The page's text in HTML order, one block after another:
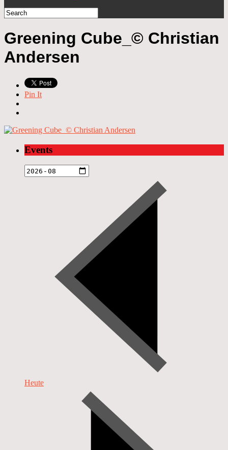
Greening Cube_© Christian
Andersen
Pin It
Events
Heute